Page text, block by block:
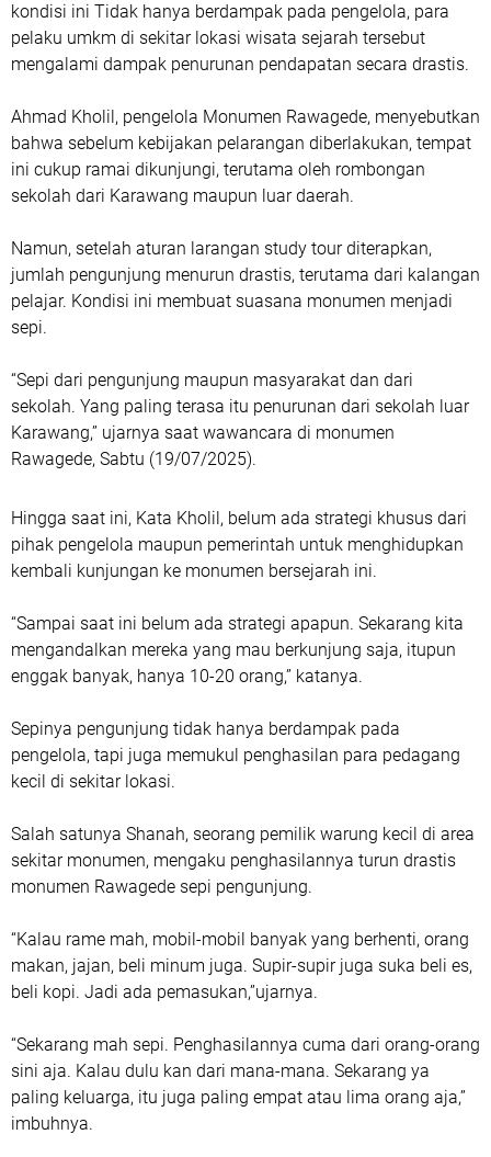
kondisi ini Tidak hanya berdampak pada pengelola, para
pelaku umkm di sekitar lokasi wisata sejarah tersebut
mengalami dampak penurunan pendapatan secara drastis.
Ahmad Kholil, pengelola Monumen Rawagede, menyebutkan
bahwa sebelum kebijakan pelarangan diberlakukan, tempat
ini cukup ramai dikunjungi, terutama oleh rombongan
sekolah dari Karawang maupun luar daerah.
Namun, setelah aturan larangan study tour diterapkan,
jumlah pengunjung menurun drastis, terutama dari kalangan
pelajar. Kondisi ini membuat suasana monumen menjadi
sepi.
“Sepi dari pengunjung maupun masyarakat dan dari
sekolah. Yang paling terasa itu penurunan dari sekolah luar
Karawang,” ujarnya saat wawancara di monumen
Rawagede, Sabtu (19/07/2025).
Hingga saat ini, Kata Kholil, belum ada strategi khusus dari
pihak pengelola maupun pemerintah untuk menghidupkan
kembali kunjungan ke monumen bersejarah ini.
“Sampai saat ini belum ada strategi apapun. Sekarang kita
mengandalkan mereka yang mau berkunjung saja, itupun
enggak banyak, hanya 10-20 orang,” katanya.
Sepinya pengunjung tidak hanya berdampak pada
pengelola, tapi juga memukul penghasilan para pedagang
kecil di sekitar lokasi.
Salah satunya Shanah, seorang pemilik warung kecil di area
sekitar monumen, mengaku penghasilannya turun drastis
monumen Rawagede sepi pengunjung.
“Kalau rame mah, mobil-mobil banyak yang berhenti, orang
makan, jajan, beli minum juga. Supir-supir juga suka beli es,
beli kopi. Jadi ada pemasukan,”ujarnya.
“Sekarang mah sepi. Penghasilannya cuma dari orang-orang
sini aja. Kalau dulu kan dari mana-mana. Sekarang ya
paling keluarga, itu juga paling empat atau lima orang aja,”
imbuhnya.